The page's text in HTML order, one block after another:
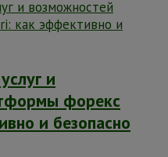
и
форекс
и безопасно